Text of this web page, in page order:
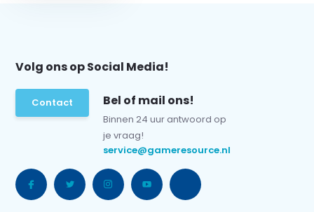
Volg ons op Social Media!
Contact Bel of mail ons!
Binnen 24 uur antwoord op
je vraag!
service@gameresource.nl